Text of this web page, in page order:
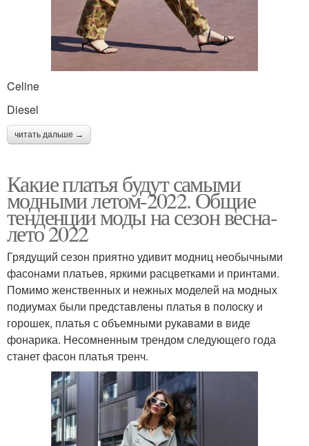
Celine
Diesel
читать дальше →
Какие платья будут самыми
модными летом-2022. Общие
тенденции моды на сезон весна-
лето 2022
Грядущий сезон приятно удивит модниц необычными
фасонами платьев, яркими расцветками и принтами.
Помимо женственных и нежных моделей на модных
подиумах были представлены платья в полоску и
горошек, платья с объемными рукавами в виде
фонарика. Несомненным трендом следующего года
станет фасон платья тренч.